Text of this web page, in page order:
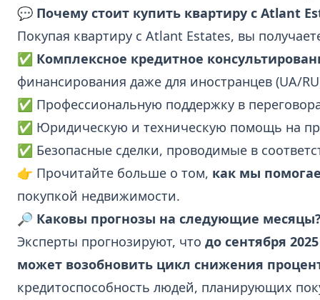
💬 Почему стоит купить квартиру с Atlant
Покупая квартиру с Atlant Estates, вы
✅ Комплексное кредитное
финансирования даже для иностранцев (UA/
✅ Профессиональную поддержку в
✅ Юридическую и техническую помощь на
✅ Безопасные сделки, проводимые в
👉 Прочитайте больше о том, как мы
покупкой недвижимости.
🔎 Каковы прогнозы на следующие
Эксперты прогнозируют, что до сентября
может возобновить цикл снижения
кредитоспособность людей, планирующих